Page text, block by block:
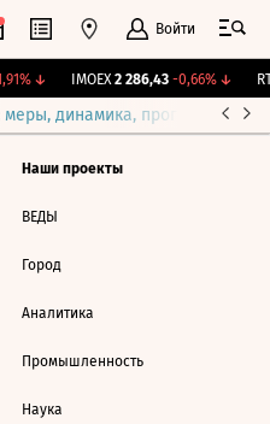
Войти
↓ IMOEX 2 286,43 -0,66%↓
динамика, прогнозы
Наши проекты
ВЕДЫ
Город
Аналитика
Промышленность
Наука